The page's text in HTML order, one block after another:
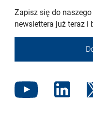
Zapisz się do
newslettera już teraz i